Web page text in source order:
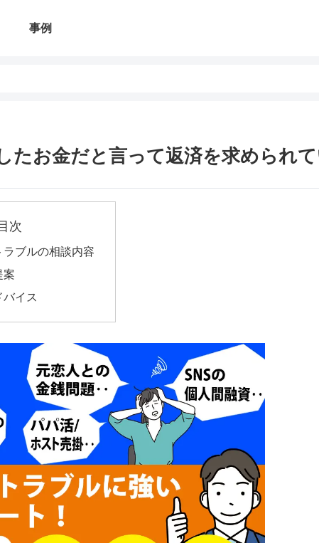
事例
たお金だと言って返済を求められ
次
ブルの相談内容
案
バイス